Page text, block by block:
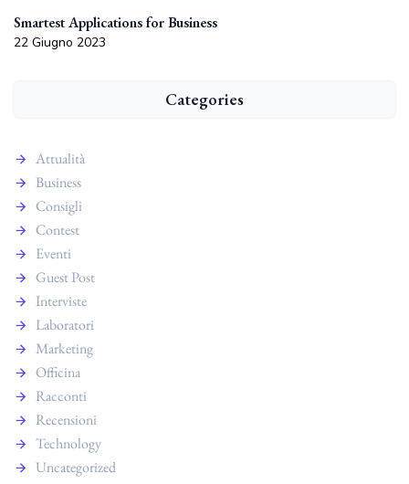
Smartest Applications for Business
22 Giugno 2023
Categories
Attualità
Business
Consigli
Contest
Eventi
Guest Post
Interviste
Laboratori
Marketing
Officina
Racconti
Recensioni
Technology
Uncategorized